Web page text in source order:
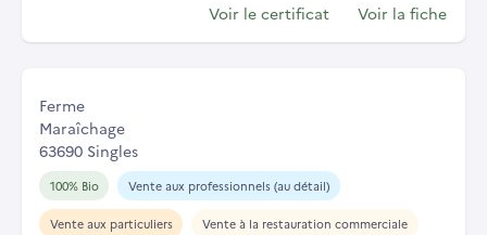
Voir le certificat Voir la fiche
Ferme
Maraîchage
63690 Singles
100% Bio Vente aux professionnels (au détail)
Vente aux particuliers Vente à la restauration commerciale